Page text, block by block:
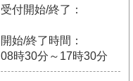
受付開始/終了：
開始/終了時間：
08時30分～17時30分